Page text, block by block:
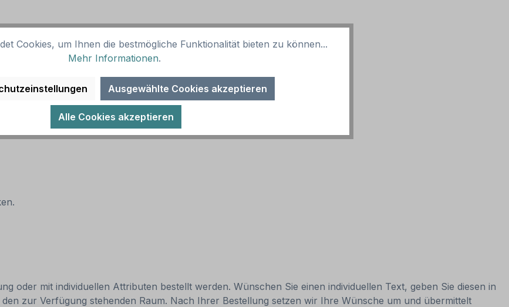
oder mit individuellen Attributen bestellt werden. Wünschen Sie einen individuellen Text, geben Sie diesen in
zur Verfügung stehenden Raum. Nach Ihrer Bestellung setzen wir Ihre Wünsche um und übermittelt
Cookies, um Ihnen die bestmögliche Funktionalität bieten zu können...
Mehr Informationen.
Ausgewählte Cookies akzeptieren
Alle Cookies akzeptieren